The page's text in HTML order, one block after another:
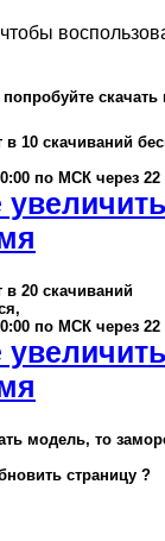
в 10 скачиваний
по МСК через 22
в 20 скачиваний
по МСК через 22
модель, то
страницу ?